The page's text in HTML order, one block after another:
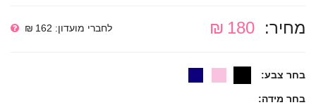
מחיר: 180 ₪ לחברי מועדון: 162 ₪
בחר צבע:
בחר מידה: